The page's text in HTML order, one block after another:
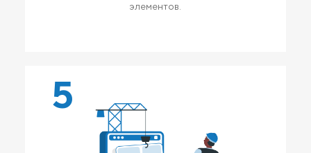
элементов.
5